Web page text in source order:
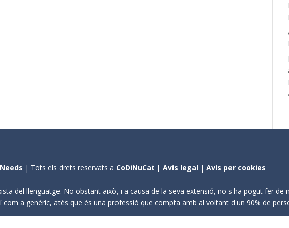
| Tots els drets reservats a CoDiNuCat |Avís legal |Avís per cookies
del llenguatge. No obstant això, i a causa de la seva extensió, no s'ha pogut fer de
a genèric, atès que és una professió que compta amb al voltant d'un 90% de